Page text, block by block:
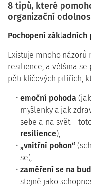
8 tipů, které
organizační
Pochopení základních
Existuje mnoho názorů
resilience, a většina se
pěti klíčových pilířích,
emoční pohoda
myšlenky a jak
sebe a na svět – toto
resilience),
„vnitřní pohon“
se),
zaměření se na
stejně jako